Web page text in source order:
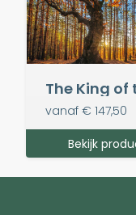
vanaf € 147,50
Bekijk